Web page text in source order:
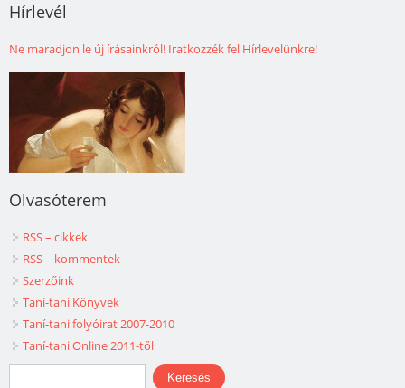
Hírlevél
Ne maradjon le új írásainkról! Iratkozzék fel Hírlevelünkre!
Olvasóterem
RSS – cikkek
RSS – kommentek
Szerzőink
Taní-tani Könyvek
Taní-tani folyóirat 2007-2010
Taní-tani Online 2011-től
Keresés űrlap
Keresés